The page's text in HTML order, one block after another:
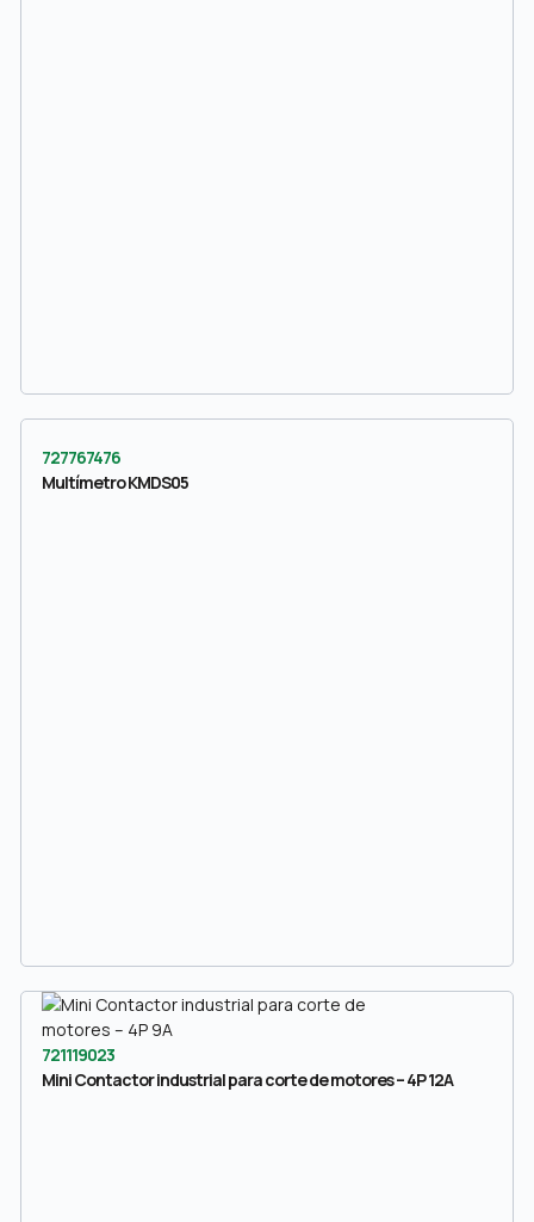
727767476
Multímetro KMDS05
721119023
Mini Contactor industrial para corte de motores – 4P 12A